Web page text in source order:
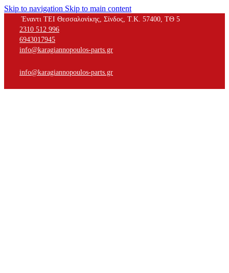
Skip to navigation Skip to main content
Έναντι ΤΕΙ Θεσσαλονίκης, Σίνδος, Τ.Κ. 57400, ΤΘ 5
2310 512 996
6943017945
info@karagiannopoulos-parts.gr
info@karagiannopoulos-parts.gr